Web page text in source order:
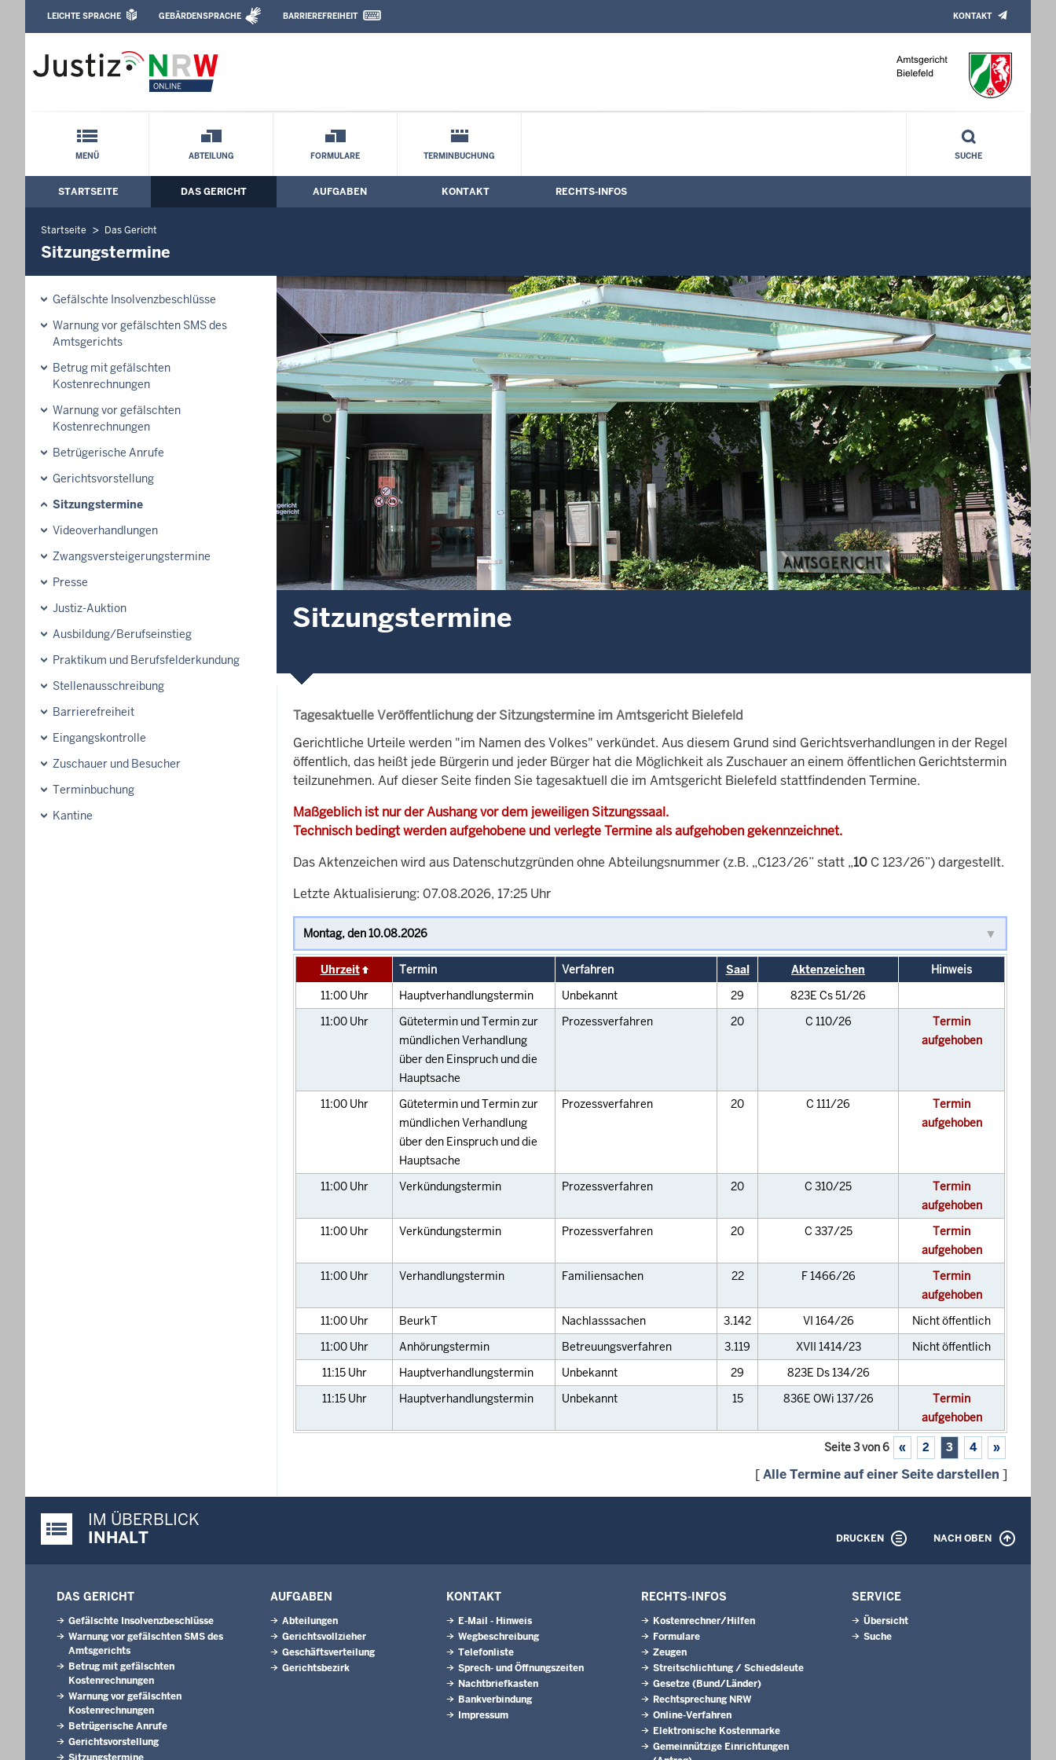
Amtsgericht Bielefeld: Sitzungstermine
Leichte Sprache, Gebärdensprachenvideo und Kontaktformular
LEICHTE SPRACHE GEBÄRDENSPRACHE BARRIEREFREIHEIT KONTAKT
Schnellnavigation mit Volltext-Suche
MENÜ ABTEILUNG FORMULARE TERMINBUCHUNG SUCHE
Hauptmenü: Hauptnavigation
STARTSEITE DAS GERICHT AUFGABEN KONTAKT RECHTS-INFOS
Startseite Das Gericht
Sitzungstermine
Gefälschte Insolvenzbeschlüsse
Warnung vor gefälschten SMS des
Amtsgerichts
Betrug mit gefälschten
Kostenrechnungen
Warnung vor gefälschten
Kostenrechnungen
Betrügerische Anrufe
Gerichtsvorstellung
Sitzungstermine
Videoverhandlungen
Zwangsversteigerungs­termine
Presse
Justiz-Auktion
Ausbildung/Berufseinstieg
Praktikum und Berufsfelderkundung
Stellenausschreibung
Barrierefreiheit
Eingangskontrolle
Zuschauer und Besucher
Terminbuchung
Kantine
Sitzungstermine
Tagesaktuelle Veröffentlichung der Sitzungstermine im Amtsgericht Bielefeld
Gerichtliche Urteile werden "im Namen des Volkes" verkündet. Aus diesem Grund sind Gerichtsverhandlungen in der Regel
öffentlich, das heißt jede Bürgerin und jeder Bürger hat die Möglichkeit als Zuschauer an einem öffentlichen Gerichtstermin
teilzunehmen. Auf dieser Seite finden Sie tagesaktuell die im Amtsgericht Bielefeld stattfindenden Termine.
Maßgeblich ist nur der Aushang vor dem jeweiligen Sitzungssaal.
Technisch bedingt werden aufgehobene und verlegte Termine als aufgehoben gekennzeichnet.
Das Aktenzeichen wird aus Datenschutzgründen ohne Abteilungsnummer (z.B. „C123/26” statt „10 C 123/26”) dargestellt.
Letzte Aktualisierung: 07.08.2026, 17:25 Uhr
Uhrzeit Termin Verfahren Saal Aktenzeichen
Hinweis
11:00 Uhr Hauptverhandlungstermin Unbekannt 29
823E Cs 51/26
11:00 Uhr
Gütetermin und Termin zur
mündlichen Verhandlung
über den Einspruch und die
Hauptsache
Prozessverfahren 20 C 110/26
Termin
aufgehoben
11:00 Uhr
Gütetermin und Termin zur
mündlichen Verhandlung
über den Einspruch und die
Hauptsache
Prozessverfahren 20 C 111/26
Termin
aufgehoben
11:00 Uhr Verkündungstermin Prozessverfahren 20 C 310/25
Termin
aufgehoben
11:00 Uhr Verkündungstermin Prozessverfahren 20 C 337/25
Termin
aufgehoben
11:00 Uhr Verhandlungstermin Familiensachen 22 F 1466/26
Termin
aufgehoben
11:00 Uhr BeurkT Nachlasssachen 3.142 VI 164/26
Nicht öffentlich
11:00 Uhr Anhörungstermin Betreuungsverfahren 3.119 XVII 1414/23
Nicht öffentlich
11:15 Uhr Hauptverhandlungstermin Unbekannt 29
823E Ds 134/26
11:15 Uhr Hauptverhandlungstermin Unbekannt 15 836E OWi 137/26
Termin
aufgehoben
Seite 3 von 6 « 2 3 4 »
[Alle Termine auf einer Seite darstellen ]
Justiz-Portal im Überblick:
IM ÜBERBLICK
INHALT
DRUCKEN NACH OBEN
DAS GERICHT
Gefälschte Insolvenzbeschlüsse
Warnung vor gefälschten SMS des
Amtsgerichts
Betrug mit gefälschten
Kostenrechnungen
Warnung vor gefälschten
Kostenrechnungen
Betrügerische Anrufe
Gerichtsvorstellung
AUFGABEN
Abteilungen
Gerichtsvollzieher
Geschäftsverteilung
Gerichtsbezirk
KONTAKT
E-Mail - Hinweis
Wegbeschreibung
Telefonliste
Sprech- und Öffnungszeiten
Nachtbriefkasten
Bankverbindung
Impressum
RECHTS-INFOS
Kostenrechner/Hilfen
Formulare
Zeugen
Streitschlichtung / Schiedsleute
Gesetze (Bund/Länder)
Rechtsprechung NRW
Online-Verfahren
Elektronische Kostenmarke
Gemeinnützige Einrichtungen
SERVICE
Übersicht
Suche